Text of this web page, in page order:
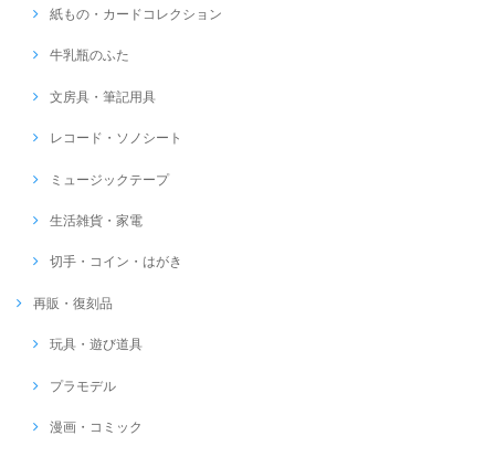
紙もの・カードコレクション
牛乳瓶のふた
文房具・筆記用具
レコード・ソノシート
ミュージックテープ
生活雑貨・家電
切手・コイン・はがき
再販・復刻品
玩具・遊び道具
プラモデル
漫画・コミック